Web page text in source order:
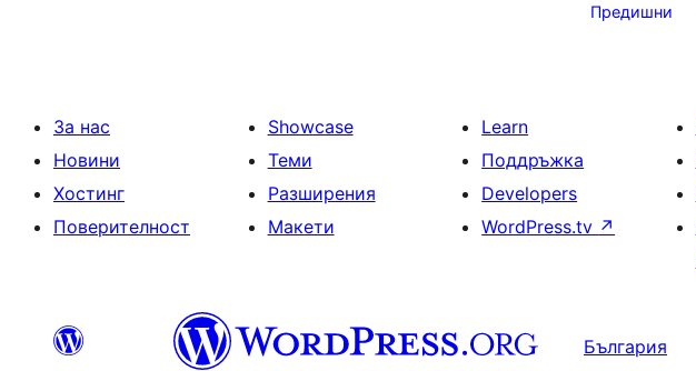
Предишни
За нас
Новини
Хостинг
Поверителност
Showcase
Теми
Разширения
Макети
Learn
Поддръжка
Developers
WordPress.tv ↗
България